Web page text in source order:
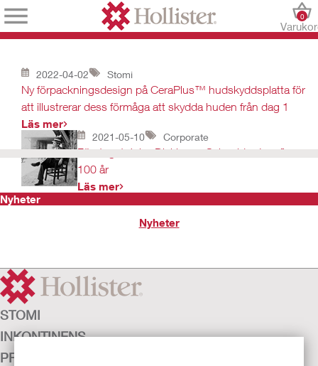
0
2022-04-02 Stomi
Ny förpackningsdesign på CeraPlus™ hudskyddsplatta för
att illustrerar dess förmåga att skydda huden från dag 1
Läs mer
2021-05-10 Corporate
Företaget John Dickinson Schneider, Inc. firar
100 år
Läs mer
Nyheter
Nyheter
STOMI
INKONTINENS
PRODUKTER